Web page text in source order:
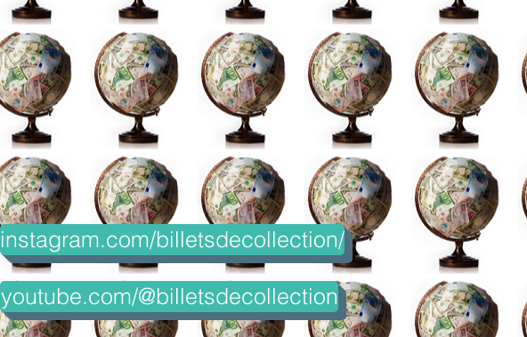
instagram.com/billetsdecollection/
youtube.com/@billetsdecollection